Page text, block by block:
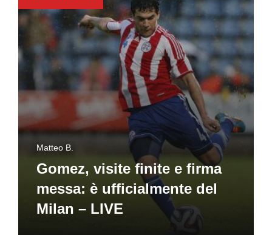
Matteo B.
Gomez, visite finite e firma
messa: è ufficialmente del
Milan – LIVE